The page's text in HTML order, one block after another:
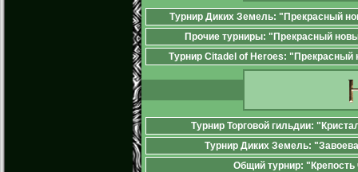
Турнир Диких Земель: "Прекрасный
Прочие турниры: "Прекрасный
Турнир Citadel of Heroes:
Турнир Торговой гильдии:
Турнир Диких Земель:
Общий турнир: "Крепость